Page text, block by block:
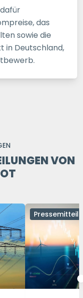
das
sowie die
in Deutschland,
VON